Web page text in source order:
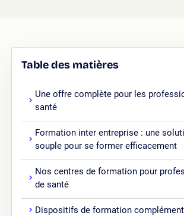
Table des matières
Une offre complète pour les
santé
Formation inter entreprise : une
souple pour se former efficacement
Nos centres de formation pour
de santé
Dispositifs de formation